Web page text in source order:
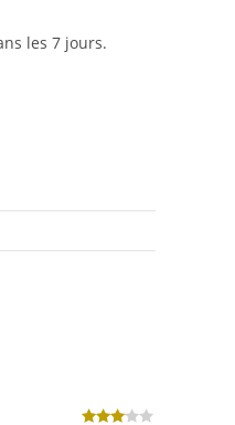
les 7 jours.